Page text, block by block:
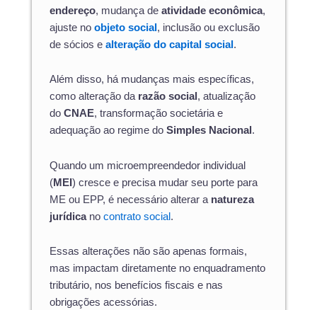
endereço, mudança de atividade econômica,
ajuste no objeto social, inclusão ou exclusão
de sócios e alteração do capital social.
Além disso, há mudanças mais específicas,
como alteração da razão social , atualização
do CNAE, transformação societária e
adequação ao regime do Simples Nacional .
Quando um microempreendedor individual
(MEI ) cresce e precisa mudar seu porte para
ME ou EPP, é necessário alterar a natureza
jurídicano contrato social .
Essas alterações não são apenas formais,
mas impactam diretamente no enquadramento
tributário, nos benefícios fiscais e nas
obrigações acessórias.